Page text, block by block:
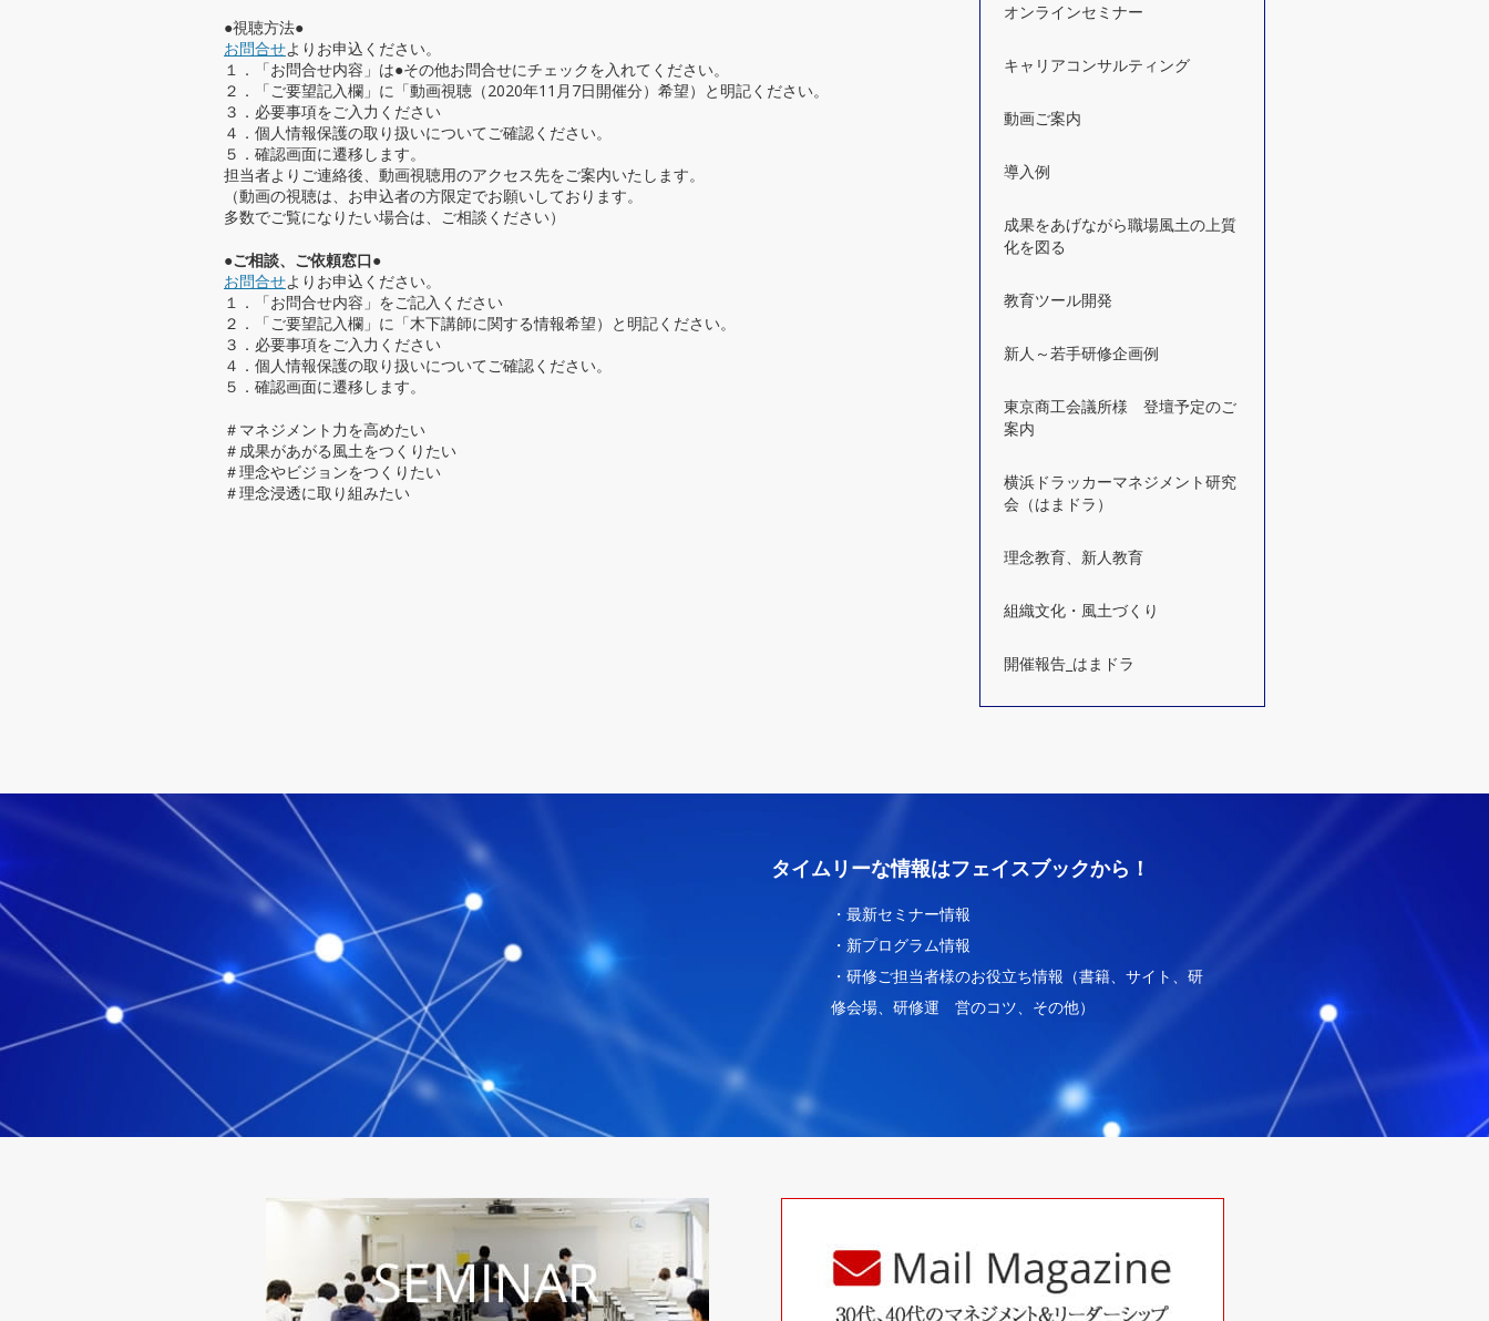
●視聴方法●
お問合せよりお申込ください。
１．「お問合せ内容」は●その他お問合せにチェックを入れてください。
２．「ご要望記入欄」に「動画視聴（2020年11月7日開催分）希望）と明記ください。
３．必要事項をご入力ください
４．個人情報保護の取り扱いについてご確認ください。
５．確認画面に遷移します。
担当者よりご連絡後、動画視聴用のアクセス先をご案内いたします。
（動画の視聴は、お申込者の方限定でお願いしております。
多数でご覧になりたい場合は、ご相談ください）
●ご相談、ご依頼窓口●
お問合せよりお申込ください。
１．「お問合せ内容」をご記入ください
２．「ご要望記入欄」に「木下講師に関する情報希望）と明記ください。
３．必要事項をご入力ください
４．個人情報保護の取り扱いについてご確認ください。
５．確認画面に遷移します。
＃マネジメント力を高めたい
＃成果があがる風土をつくりたい
＃理念やビジョンをつくりたい
＃理念浸透に取り組みたい
オンラインセミナー
キャリアコンサルティング
動画ご案内
導入例
成果をあげながら職場風土の上質
化を図る
教育ツール開発
新人～若手研修企画例
東京商工会議所様 登壇予定のご
案内
横浜ドラッカーマネジメント研究
会（はまドラ）
理念教育、新人教育
組織文化・風土づくり
開催報告_はまドラ
タイムリーな情報はフェイスブックから！
・最新セミナー情報
・新プログラム情報
・研修ご担当者様のお役立ち情報（書籍、サイト、研
修会場、研修運 営のコツ、その他）